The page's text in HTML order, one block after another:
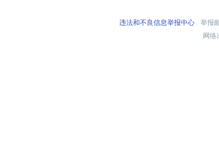
违法和不良信息举报中心举报
网